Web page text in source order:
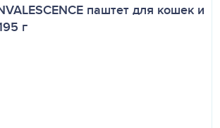
паштет для кошек и
г